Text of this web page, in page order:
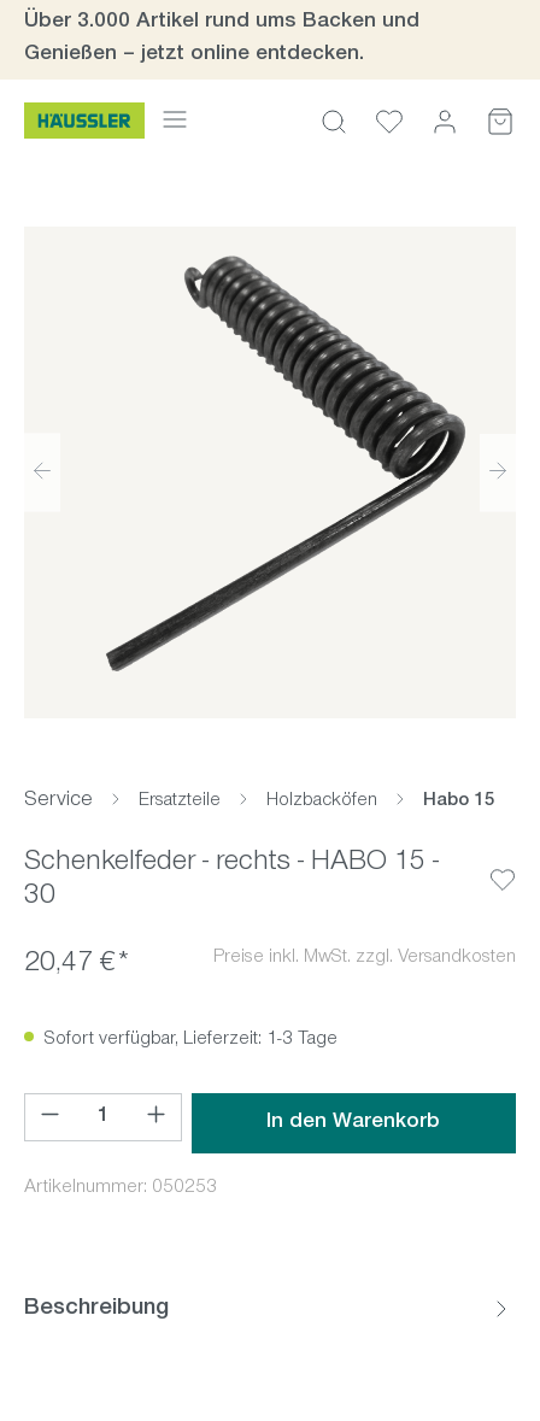
Zum Hauptinhalt springen
Über 3.000 Artikel rund ums Backen und
Genießen – jetzt online entdecken.
Service Ersatzteile Holzbacköfen Habo 15
Schenkelfeder - rechts - HABO 15 -
30
20,47 €* Preise inkl. MwSt. zzgl. Versandkosten
Sofort verfügbar, Lieferzeit: 1-3 Tage
Produkt Anzahl: Gib den gewünschten Wert ein oder
In den Warenkorb
Artikelnummer: 050253
Beschreibung